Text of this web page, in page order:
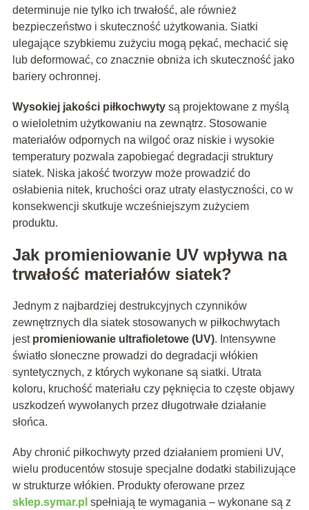
determinuje nie tylko ich trwałość, ale również
bezpieczeństwo i skuteczność użytkowania. Siatki
ulegające szybkiemu zużyciu mogą pękać, mechacić się
lub deformować, co znacznie obniża ich skuteczność jako
bariery ochronnej.
Wysokiej jakości piłkochwytysą projektowane z myślą
o wieloletnim użytkowaniu na zewnątrz. Stosowanie
materiałów odpornych na wilgoć oraz niskie i wysokie
temperatury pozwala zapobiegać degradacji struktury
siatek. Niska jakość tworzyw może prowadzić do
osłabienia nitek, kruchości oraz utraty elastyczności, co w
konsekwencji skutkuje wcześniejszym zużyciem
produktu.
Jak promieniowanie UV wpływa na
trwałość materiałów siatek?
Jednym z najbardziej destrukcyjnych czynników
zewnętrznych dla siatek stosowanych w piłkochwytach
jest promieniowanie ultrafioletowe (UV). Intensywne
światło słoneczne prowadzi do degradacji włókien
syntetycznych, z których wykonane są siatki. Utrata
koloru, kruchość materiału czy pęknięcia to częste objawy
uszkodzeń wywołanych przez długotrwałe działanie
słońca.
Aby chronić piłkochwyty przed działaniem promieni UV,
wielu producentów stosuje specjalne dodatki stabilizujące
w strukturze włókien. Produkty oferowane przez
sklep.symar.pl spełniają te wymagania – wykonane są z